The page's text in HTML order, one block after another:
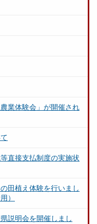
業体験会」が開催され
直接支払制度の実施状
田植え体験を行いまし
）
説明会を開催しまし